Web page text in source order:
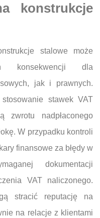
konstrukcje
stalowe może
konsekwencji dla
jak i prawnych.
stawek VAT
zwrotu nadpłaconego
W przypadku kontroli
finansowe za błędy w
dokumentacji
VAT naliczonego.
stracić reputację na
na relacje z klientami